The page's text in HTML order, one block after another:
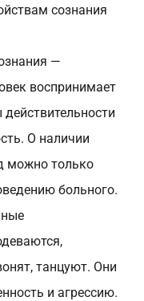
сознания
—
воспринимает
О наличии
можно только
больного.
танцуют. Они
и агрессию.